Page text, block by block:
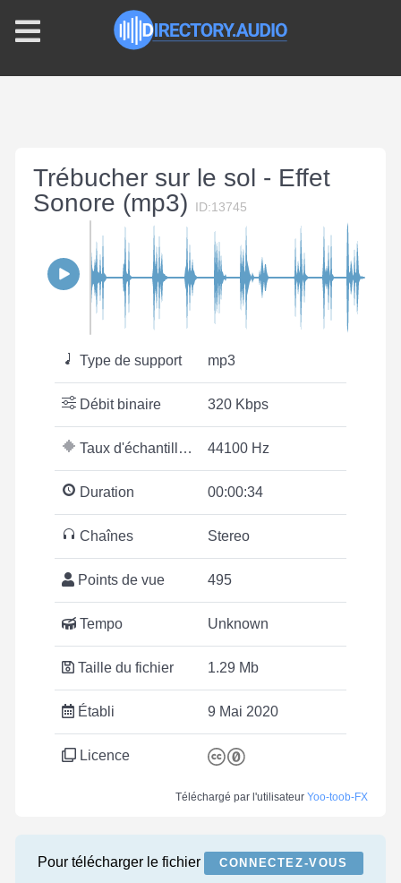
Trébucher sur le sol - Effet
Sonore (mp3)
ID:13745
Type de support mp3
Débit binaire 320 Kbps
Taux d'échantillonnage 44100 Hz
Duration 00:00:34
Chaînes Stereo
Points de vue 495
Tempo Unknown
Taille du fichier 1.29 Mb
Établi 9 Mai 2020
Licence
Téléchargé par l'utilisateur Yoo-toob-FX
Pour télécharger le fichier CONNECTEZ-VOUS